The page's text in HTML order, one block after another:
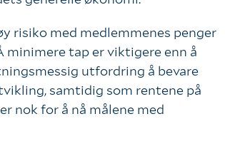
risiko med medlemmenes penger
minimere tap er viktigere enn å
utfordring å bevare
samtidig som rentene på
nok for å nå målene med